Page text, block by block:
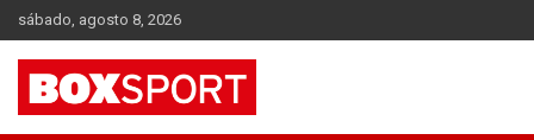
Skip
to
content
sábado, agosto 8, 2026